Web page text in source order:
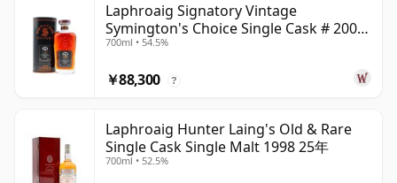
Laphroaig Signatory Vintage
Symington's Choice Single Cask # 2000
25年
700ml • 54.5%
￥88,300 ?
Laphroaig Hunter Laing's Old & Rare
Single Cask Single Malt 1998 25年
700ml • 52.5%